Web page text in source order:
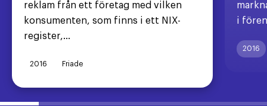
reklam från ett företag med vilken
konsumenten, som finns i ett NIX-
register,...
2016 Friade
i
2016